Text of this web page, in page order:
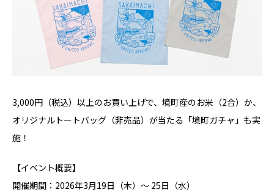
3,000円（税込）以上のお買い上げで、境町産のお米（2合）か、
オリジナルトートバッグ（非売品）が当たる「境町ガチャ」も実
施！
【イベント概要】
開催期間：2026年3月19日（木）〜 25日（水）